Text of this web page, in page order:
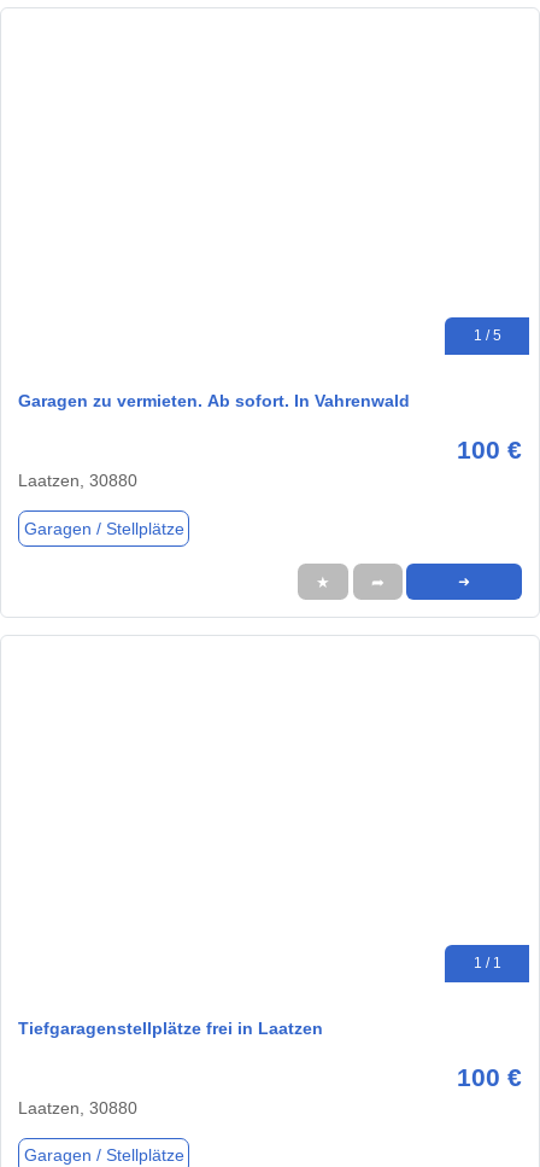
1 / 5
Garagen zu vermieten. Ab sofort. In Vahrenwald
100 €
Laatzen, 30880
Garagen / Stellplätze
★ ➦ ➜
1 / 1
Tiefgaragenstellplätze frei in Laatzen
100 €
Laatzen, 30880
Garagen / Stellplätze